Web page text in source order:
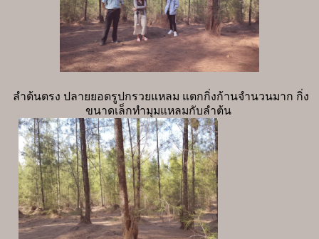
ลำต้นตรง ปลายยอดรูปกรวยแหลม แตกกิ่งก้านจำนวนมาก กิ่ง
ขนาดเล็กทำมุมแหลมกับลำต้น